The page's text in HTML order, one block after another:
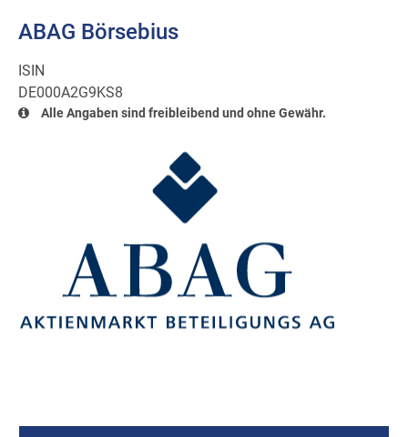
ABAG Börsebius
ISIN
DE000A2G9KS8
Alle Angaben sind freibleibend und ohne Gewähr.